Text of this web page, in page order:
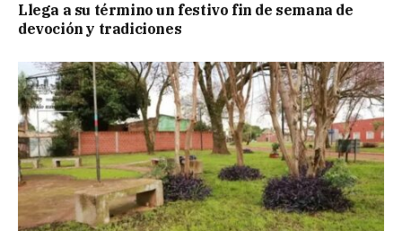
Llega a su término un festivo fin de semana de
devoción y tradiciones